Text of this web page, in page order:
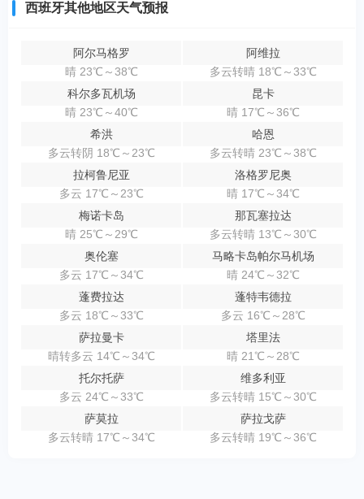
西班牙其他地区天气预报
阿尔马格罗
晴 23℃～38℃
阿维拉
多云转晴 18℃～33℃
科尔多瓦机场
晴 23℃～40℃
昆卡
晴 17℃～36℃
希洪
多云转阴 18℃～23℃
哈恩
多云转晴 23℃～38℃
拉柯鲁尼亚
多云 17℃～23℃
洛格罗尼奥
晴 17℃～34℃
梅诺卡岛
晴 25℃～29℃
那瓦塞拉达
多云转晴 13℃～30℃
奥伦塞
多云 17℃～34℃
马略卡岛帕尔马机场
晴 24℃～32℃
蓬费拉达
多云 18℃～33℃
蓬特韦德拉
多云 16℃～28℃
萨拉曼卡
晴转多云 14℃～34℃
塔里法
晴 21℃～28℃
托尔托萨
多云 24℃～33℃
维多利亚
多云转晴 15℃～30℃
萨莫拉
多云转晴 17℃～34℃
萨拉戈萨
多云转晴 19℃～36℃